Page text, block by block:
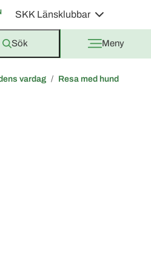
SKK Länsklubbar
Sök Meny
vardag
Resa med hund